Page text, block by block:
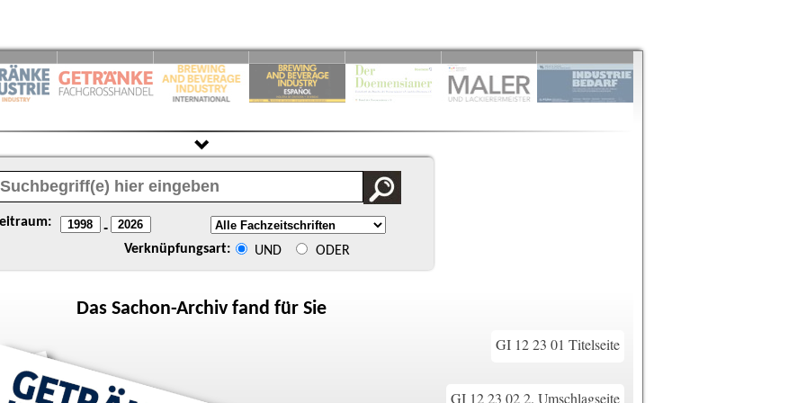
-
Verknüpfungsart: UND ODER
Das Sachon-Archiv fand für Sie
GI 12 23 01 Titelseite
GI 12 23 02 2. Umschlagseite